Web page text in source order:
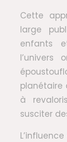
Cette
large
enfants
l’univers
planétaire
à
susciter